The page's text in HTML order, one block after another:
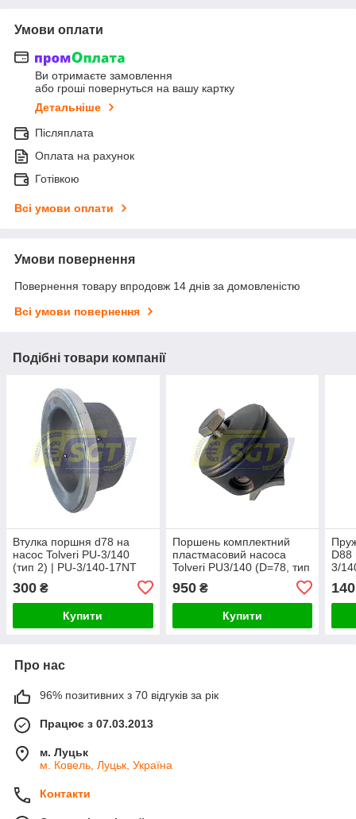
Умови оплати
Ви отримаєте замовлення
або гроші повернуться на вашу картку
Детальніше
Післяплата
Оплата на рахунок
Готівкою
Всі умови оплати
Умови повернення
Повернення товару впродовж 14 днів за домовленістю
Всі умови повернення
Подібні товари компанії
Втулка поршня d78 на
насос Tolveri PU-3/140
(тип 2) | PU-3/140-17NT
300 ₴
Купити
Поршень комплектний
пластмасовий насоса
Tolveri PU3/140 (D=78, тип
950₴
Купити
D88
3/
140
Про нас
96% позитивних з 70 відгуків за рік
Працює з 07.03.2013
м. Луцьк
м. Ковель, Луцьк, Україна
Контакти